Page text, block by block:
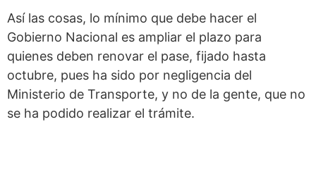
Así las cosas, lo mínimo que debe hacer el
Gobierno Nacional es ampliar el plazo para
quienes deben renovar el pase, fijado hasta
octubre, pues ha sido por negligencia del
Ministerio de Transporte, y no de la gente, que no
se ha podido realizar el trámite.